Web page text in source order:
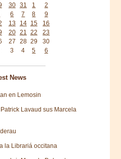
30 31 1
2
6 7 8
9
13 14 15
16
20 21 22
23
27 28 29
30
3 4 5 6
News
en Lemosin
Lavaud sus Marcela
la Librariá occitana